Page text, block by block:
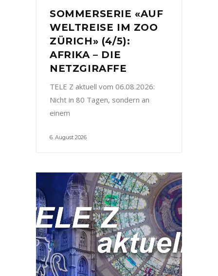
SOMMERSERIE «AUF
WELTREISE IM ZOO
ZÜRICH» (4/5):
AFRIKA – DIE
NETZGIRAFFE
TELE Z aktuell vom 06.08.2026:
Nicht in 80 Tagen, sondern an
einem
6. August 2026